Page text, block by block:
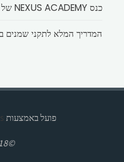
כנס NEXUS ACADEMY של לקוחות VIP פרומט 2019
המדריך המלא לתקני שמנים
פועל באמצעות
©2018 פרומט